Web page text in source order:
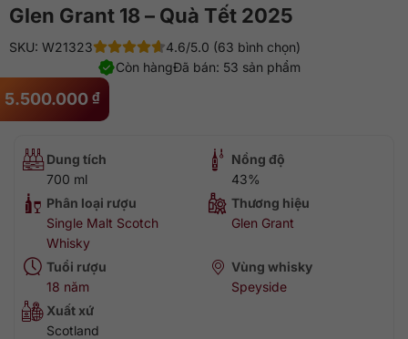
Glen Grant 18 – Quà Tết 2025
5.500.000 ₫
SKU: W21323
4.6/5.0 (63 bình chọn)
Đã bán: 53 sản phẩm
Còn hàng
Dung tích
700 ml
Nồng độ
43%
Phân loại rượu
Single Malt Scotch
Whisky
Thương hiệu
Glen Grant
Tuổi rượu
18 năm
Vùng whisky
Speyside
Xuất xứ
Scotland